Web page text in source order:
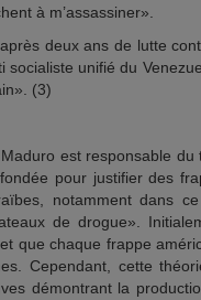
à m’assassiner».
deux ans de lutte
socialiste unifié du
(3)
est responsable du
pour justifier des
notamment dans
de drogue».
que chaque frappe
Cependant, cette
démontrant la